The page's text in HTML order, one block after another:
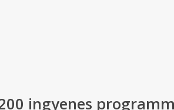
ingyenes